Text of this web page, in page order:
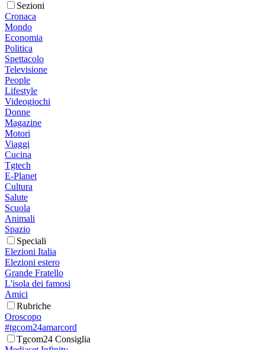
Sezioni
Cronaca
Mondo
Economia
Politica
Spettacolo
Televisione
People
Lifestyle
Videogiochi
Donne
Magazine
Motori
Viaggi
Cucina
Tgtech
E-Planet
Cultura
Salute
Scuola
Animali
Spazio
Speciali
Elezioni Italia
Elezioni estero
Grande Fratello
L'isola dei famosi
Amici
Rubriche
Oroscopo
#tgcom24amarcord
Tgcom24 Consiglia